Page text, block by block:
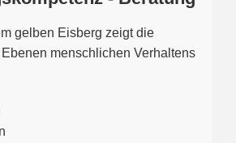
gelben Eisberg zeigt die
menschlichen Verhaltens